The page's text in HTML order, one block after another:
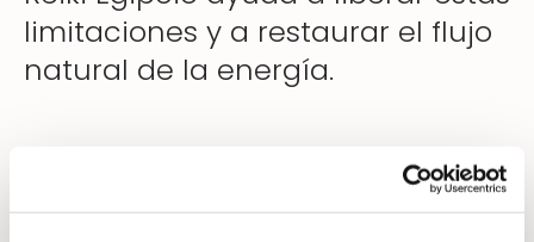
limitaciones y a restaurar el flujo
natural de la energía.
sensación de estancamiento